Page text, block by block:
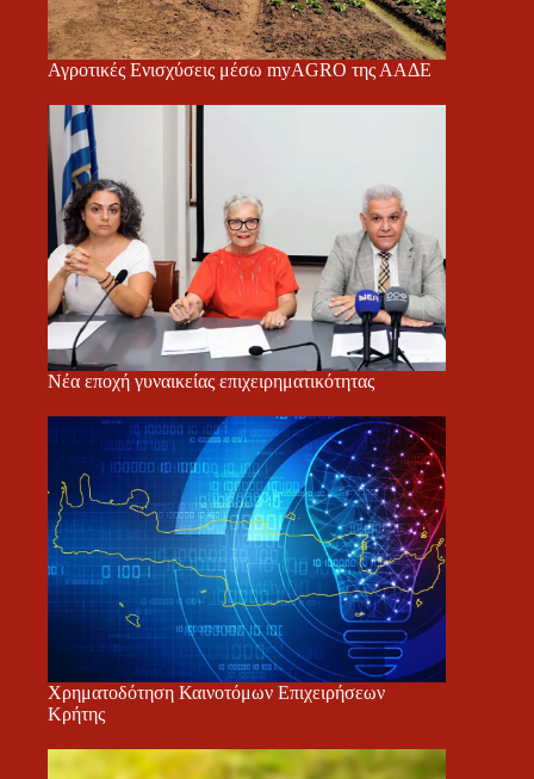
Αγροτικές Ενισχύσεις μέσω myAGRO της ΑΑΔΕ
Νέα εποχή γυναικείας επιχειρηματικότητας
Χρηματοδότηση Καινοτόμων Επιχειρήσεων
Κρήτης